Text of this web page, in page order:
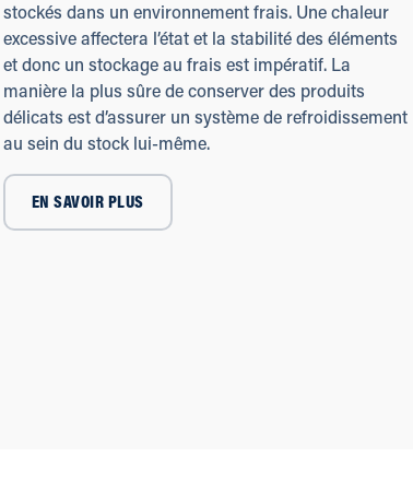
stockés dans un environnement frais. Une chaleur
excessive affectera l’état et la stabilité des éléments
et donc un stockage au frais est impératif. La
manière la plus sûre de conserver des produits
délicats est d’assurer un système de refroidissement
au sein du stock lui-même.
EN SAVOIR PLUS